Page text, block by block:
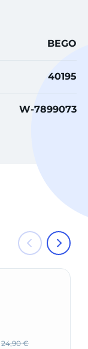
BEGO
40195
W-7899073
24,90 €